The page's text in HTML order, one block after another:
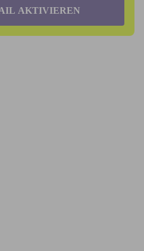
AKTIVIEREN